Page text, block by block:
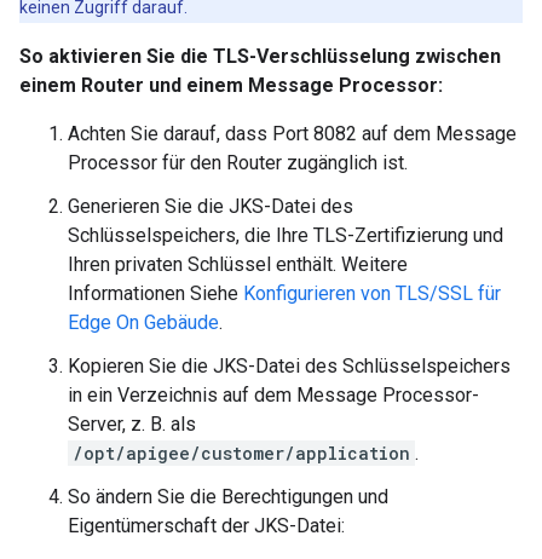
keinen Zugriff darauf.
So aktivieren Sie die TLS-Verschlüsselung zwischen
einem Router und einem Message Processor:
Achten Sie darauf, dass Port 8082 auf dem Message
Processor für den Router zugänglich ist.
Generieren Sie die JKS-Datei des
Schlüsselspeichers, die Ihre TLS-Zertifizierung und
Ihren privaten Schlüssel enthält. Weitere
Informationen Siehe Konfigurieren von TLS/SSL für
Edge On Gebäude.
Kopieren Sie die JKS-Datei des Schlüsselspeichers
in ein Verzeichnis auf dem Message Processor-
Server, z. B. als
/opt/apigee/customer/application .
So ändern Sie die Berechtigungen und
Eigentümerschaft der JKS-Datei: